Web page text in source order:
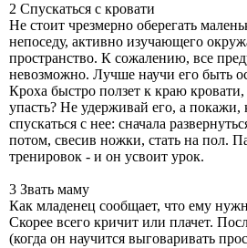
2 Спускаться с кровати
Не стоит чрезмерно оберегать
непоседу, активно изучающего
пространство. К сожалению, все
невозможно. Лучше научи его быть
Кроха быстро ползет к краю кровати,
упасть? Не удерживай его, а покажи,
спускаться с нее: сначала
потом, свесив ножки, стать на пол.
тренировок - и он усвоит урок.
3 Звать маму
Как младенец сообщает, что ему
Скорее всего кричит или плачет.
(когда он научится выговаривать